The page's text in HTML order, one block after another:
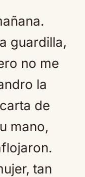
guardilla,
no me
la
de
mano,
tan